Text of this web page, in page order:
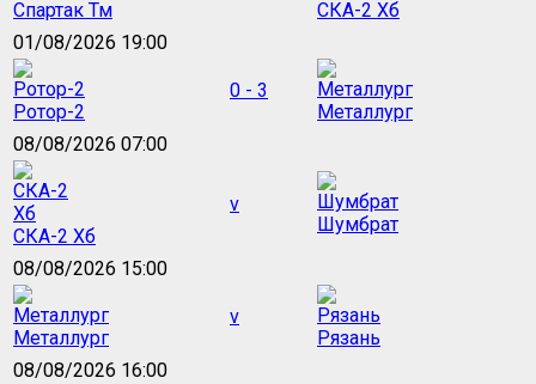
Спартак Тм
СКА-2 Хб
01/08/2026 19:00
Ротор-2
0 - 3
Металлург
08/08/2026 07:00
СКА-2 Хб
v
Шумбрат
08/08/2026 15:00
Металлург
v
Рязань
08/08/2026 16:00